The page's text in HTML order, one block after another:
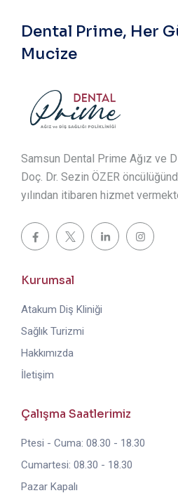
Dental Prime, Her
Mucize
Samsun Dental Prime Ağız ve
Doç. Dr. Sezin ÖZER
yılından itibaren hizmet
Kurumsal
Atakum Diş Kliniği
Sağlık Turizmi
Hakkımızda
İletişim
Çalışma Saatlerimiz
Ptesi - Cuma: 08.30 - 18.30
Cumartesi: 08.30 - 18.30
Pazar Kapalı